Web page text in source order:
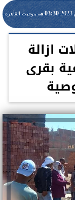
03:30 مـ بتوقيت القاهرة
7 حالات ازالة
بقرى